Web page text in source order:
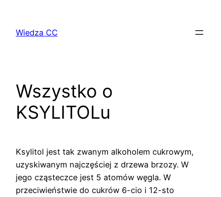
treściWiedza CC
Wszystko o
KSYLITOLu
Ksylitol jest tak zwanym alkoholem cukrowym,
uzyskiwanym najczęściej z drzewa brzozy. W
jego cząsteczce jest 5 atomów węgla. W
przeciwieństwie do cukrów 6-cio i 12-sto